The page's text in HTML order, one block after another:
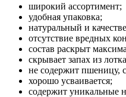
широкий ассортимент;
удобная упаковка;
натуральный и
отсутствие вредных
состав раскрыт
скрывает запах из
не содержит пшеницу,
хорошо усваивается;
содержит уникальные